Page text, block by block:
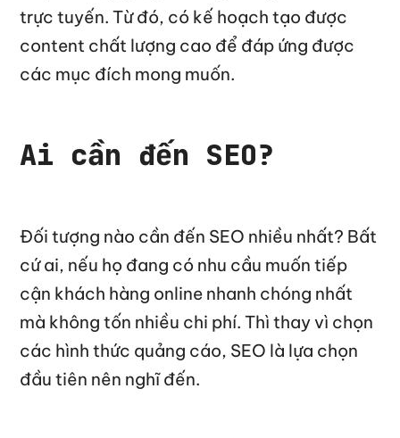
trực tuyến. Từ đó, có kế hoạch tạo được
content chất lượng cao để đáp ứng được
các mục đích mong muốn.
Ai cần đến SEO?
Đối tượng nào cần đến SEO nhiều nhất? Bất
cứ ai, nếu họ đang có nhu cầu muốn tiếp
cận khách hàng online nhanh chóng nhất
mà không tốn nhiều chi phí. Thì thay vì chọn
các hình thức quảng cáo, SEO là lựa chọn
đầu tiên nên nghĩ đến.